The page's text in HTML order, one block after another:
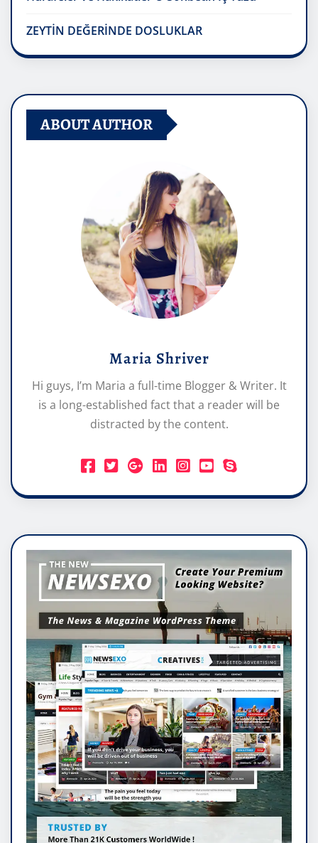
ZEYTİN DEĞERİNDE DOSLUKLAR
ABOUT AUTHOR
Maria Shriver
Hi guys, I’m Maria a full-time Blogger & Writer. It
is a long-established fact that a reader will be
distracted by the content.